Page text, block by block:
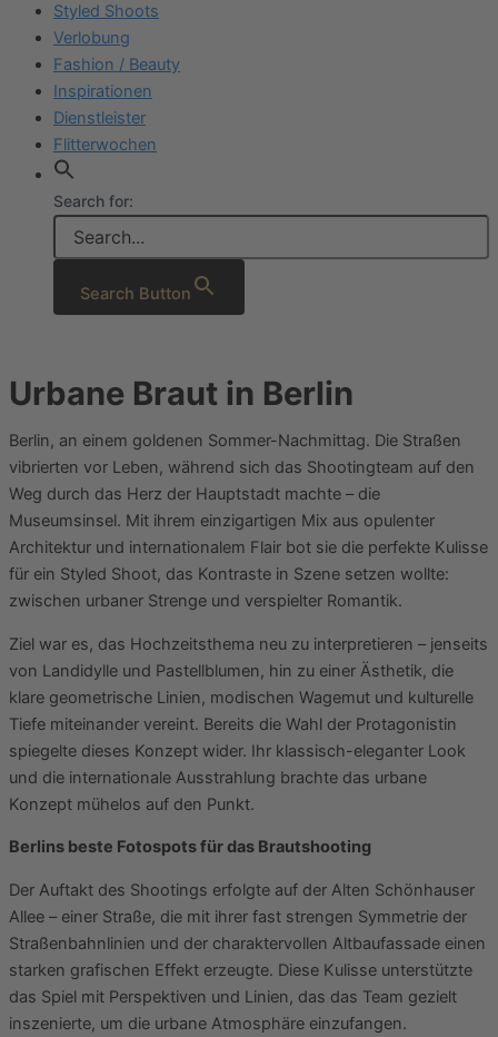
Styled Shoots
Verlobung
Fashion / Beauty
Inspirationen
Dienstleister
Flitterwochen
Search for:
Search Button
Urbane Braut in Berlin
Berlin, an einem goldenen Sommer-Nachmittag. Die Straßen
vibrierten vor Leben, während sich das Shootingteam auf den
Weg durch das Herz der Hauptstadt machte – die
Museumsinsel. Mit ihrem einzigartigen Mix aus opulenter
Architektur und internationalem Flair bot sie die perfekte Kulisse
für ein Styled Shoot, das Kontraste in Szene setzen wollte:
zwischen urbaner Strenge und verspielter Romantik.
Ziel war es, das Hochzeitsthema neu zu interpretieren – jenseits
von Landidylle und Pastellblumen, hin zu einer Ästhetik, die
klare geometrische Linien, modischen Wagemut und kulturelle
Tiefe miteinander vereint. Bereits die Wahl der Protagonistin
spiegelte dieses Konzept wider. Ihr klassisch-eleganter Look
und die internationale Ausstrahlung brachte das urbane
Konzept mühelos auf den Punkt.
Berlins beste Fotospots für das Brautshooting
Der Auftakt des Shootings erfolgte auf der Alten Schönhauser
Allee – einer Straße, die mit ihrer fast strengen Symmetrie der
Straßenbahnlinien und der charaktervollen Altbaufassade einen
starken grafischen Effekt erzeugte. Diese Kulisse unterstützte
das Spiel mit Perspektiven und Linien, das das Team gezielt
inszenierte, um die urbane Atmosphäre einzufangen.